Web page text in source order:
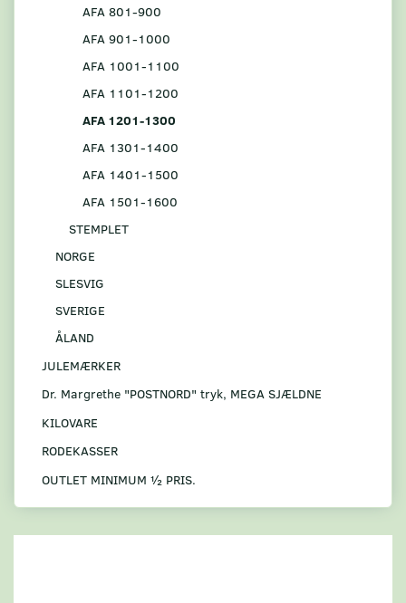
AFA 801-900
AFA 901-1000
AFA 1001-1100
AFA 1101-1200
AFA 1201-1300
AFA 1301-1400
AFA 1401-1500
AFA 1501-1600
STEMPLET
NORGE
SLESVIG
SVERIGE
ÅLAND
JULEMÆRKER
Dr. Margrethe "POSTNORD" tryk, MEGA SJÆLDNE
KILOVARE
RODEKASSER
OUTLET MINIMUM ½ PRIS.